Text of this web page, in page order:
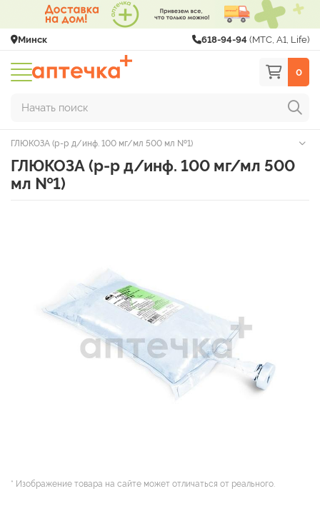
Минск 618-94-94 (МТС, A1, Life)
0
Начать поиск
ГЛЮКОЗА (р-р д/инф. 100 мг/мл 500 мл №1)
ГЛЮКОЗА (р-р д/инф. 100 мг/мл 500
мл №1)
* Изображение товара на сайте может отличаться от реального.